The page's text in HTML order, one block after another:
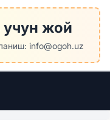
учун жой
info@ogoh.uz